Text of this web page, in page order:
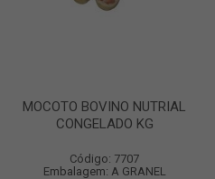
MOCOTO BOVINO NUTRIAL
CONGELADO KG
Código: 7707
Embalagem: A GRANEL